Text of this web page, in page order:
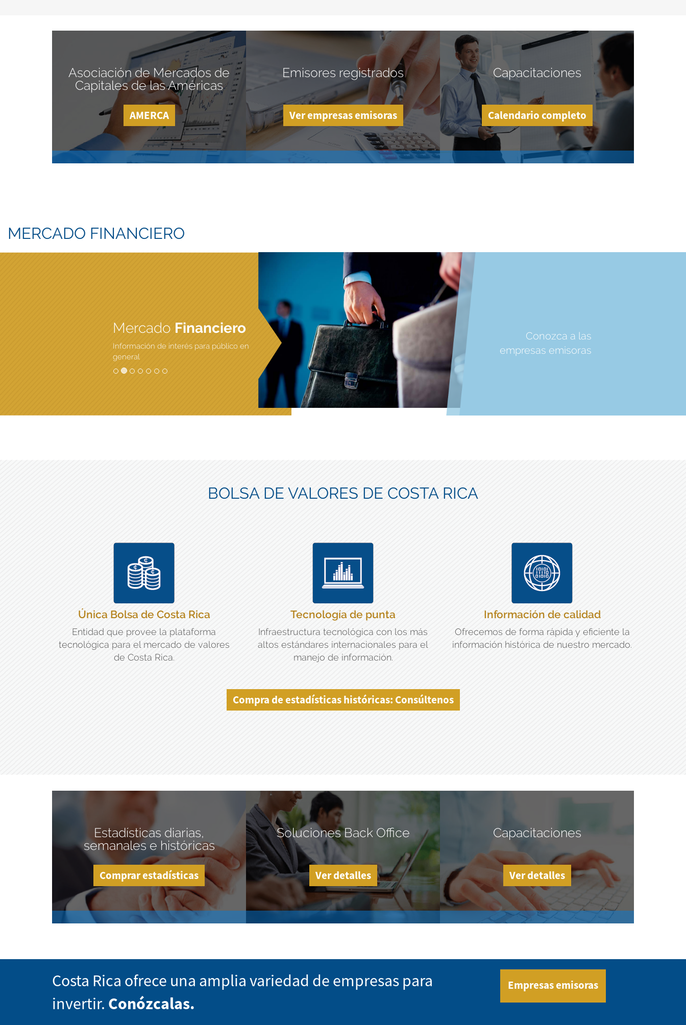
Asociación de Mercados de
Capitales de las Américas
AMERCA
Emisores registrados
Ver empresas emisoras
Capacitaciones
Calendario completo
MERCADO FINANCIERO
Mercado Financiero
Información de interés para público en
general
Conozca a las
empresas emisoras
BOLSA DE VALORES DE COSTA RICA
Única Bolsa de Costa Rica
Entidad que provee la plataforma
tecnológica para el mercado de valores
de Costa Rica.
Tecnología de punta
Infraestructura tecnológica con los más
altos estándares internacionales para el
manejo de información.
Información de calidad
Ofrecemos de forma rápida y eficiente la
información histórica de nuestro mercado.
Compra de estadísticas históricas: Consúltenos
Estadísticas diarias,
semanales e históricas
Comprar estadísticas
Soluciones Back Office
Ver detalles
Capacitaciones
Ver detalles
Costa Rica ofrece una amplia variedad de empresas para
invertir. Conózcalas.
Empresas emisoras